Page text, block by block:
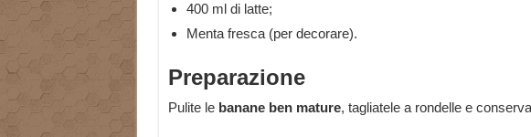
400 ml di latte;
Menta fresca (per decorare).
Preparazione
Pulite le banane ben mature, tagliatele a rondelle e